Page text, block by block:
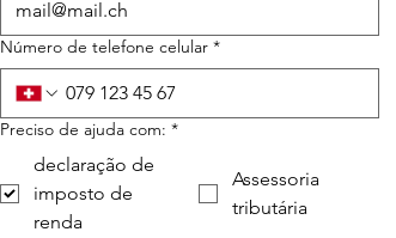
Número de telefone celular *
Preciso de ajuda com: *
declaração de
imposto de
renda
Assessoria
tributária